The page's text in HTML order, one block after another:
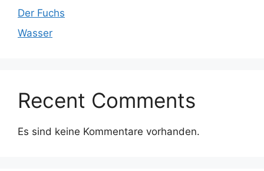
Der Fuchs
Wasser
Recent Comments
Es sind keine Kommentare vorhanden.